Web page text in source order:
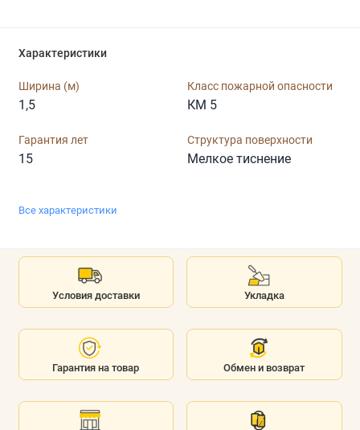
Характеристики
Ширина (м)
1,5
Класс пожарной опасности
КМ 5
Гарантия лет
15
Структура поверхности
Мелкое тиснение
Все характеристики
Условия доставки Укладка
Гарантия на товар Обмен и возврат